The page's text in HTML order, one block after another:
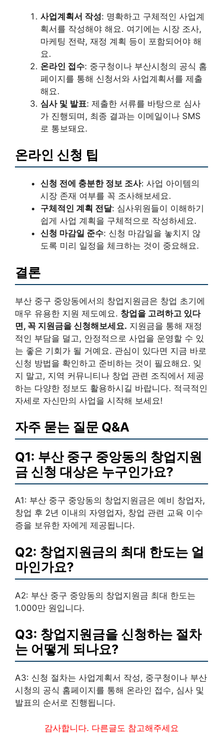
사업계획서 작성: 명확하고 구체적인 사업계
획서를 작성해야 해요. 여기에는 시장 조사,
마케팅 전략, 재정 계획 등이 포함되어야 해
요.
온라인 접수: 중구청이나 부산시청의 공식 홈
페이지를 통해 신청서와 사업계획서를 제출
해요.
심사 및 발표: 제출한 서류를 바탕으로 심사
가 진행되며, 최종 결과는 이메일이나 SMS
로 통보돼요.
온라인 신청 팁
신청 전에 충분한 정보 조사: 사업 아이템의
시장 존재 여부를 꼭 조사해보세요.
구체적인 계획 전달: 심사위원들이 이해하기
쉽게 사업 계획을 구체적으로 작성하세요.
신청 마감일 준수: 신청 마감일을 놓치지 않
도록 미리 일정을 체크하는 것이 중요해요.
결론
부산 중구 중앙동에서의 창업지원금은 창업 초기에
매우 유용한 지원 제도예요. 창업을 고려하고 있다
면, 꼭 지원금을 신청해보세요. 지원금을 통해 재정
적인 부담을 덜고, 안정적으로 사업을 운영할 수 있
는 좋은 기회가 될 거예요. 관심이 있다면 지금 바로
신청 방법을 확인하고 준비하는 것이 필요해요. 잊
지 말고, 지역 커뮤니티나 창업 관련 조직에서 제공
하는 다양한 정보도 활용하시길 바랍니다. 적극적인
자세로 자신만의 사업을 시작해 보세요!
자주 묻는 질문 Q&A
Q1: 부산 중구 중앙동의 창업지원
금 신청 대상은 누구인가요?
A1: 부산 중구 중앙동의 창업지원금은 예비 창업자,
창업 후 2년 이내의 자영업자, 창업 관련 교육 이수
증을 보유한 자에게 제공됩니다.
Q2: 창업지원금의 최대 한도는 얼
마인가요?
A2: 부산 중구 중앙동의 창업지원금 최대 한도는
1.000만 원입니다.
Q3: 창업지원금을 신청하는 절차
는 어떻게 되나요?
A3: 신청 절차는 사업계획서 작성, 중구청이나 부산
시청의 공식 홈페이지를 통해 온라인 접수, 심사 및
발표의 순서로 진행됩니다.
감사합니다. 다른글도 참고해주세요